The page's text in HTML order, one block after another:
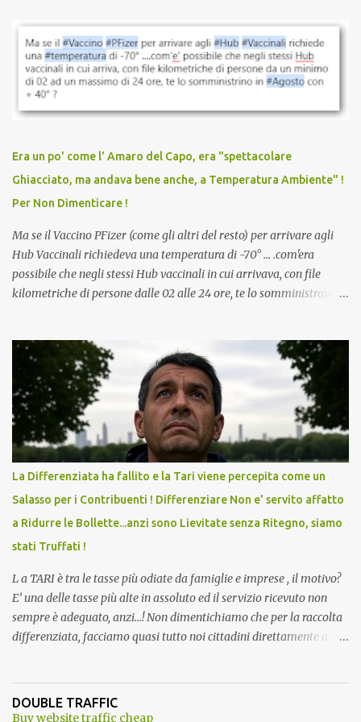
vaccinazione. Non avevamo mai sentito parlare di ricompense,
sconti, incentivi per vaccinarsi. Non avevamo mai visto
discriminazioni per coloro che non l’hanno fatto. Se non sei stato
vaccinato, nessuno aveva prima cercato di farti sentire una
persona cattiva. Non avevamo mai visto un vaccino che minacci le
vaccino usato per minacciare i mezzi di sussistenza, il lavoro o la
scuola. Non avevamo mai visto un vaccino che permettesse a un
dodicenne di ignorare il consenso dei genitori. Dopo tutti i vaccini
che abbiamo elencato sopra...
Era un po' come l' Amaro del Capo, era "spettacolare
Ghiacciato, ma andava bene anche, a Temperatura Ambiente" !
Per Non Dimenticare !
Ma se il Vaccino PFizer (come gli altri del resto) per arrivare agli
Hub Vaccinali richiedeva una temperatura di -70° ... .com'era
possibile che negli stessi Hub vaccinali in cui arrivava, con file
kilometriche di persone dalle 02 alle 24 ore, te lo somministravano
Vaccino come: l' Amaro del Capo, era "spettacolare Ghiacciato, ma
andava bene anche, a Temperatura Ambiente"! Riproponiamo
l'articolo per NON Dimenticare!
La Differenziata ha fallito e la Tari viene percepita come un
Salasso per i Contribuenti ! Differenziare Non e' servito affatto
a Ridurre le Bollette...anzi sono Lievitate senza Ritegno, siamo
stati Truffati !
L a TARI è tra le tasse più odiate da famiglie e imprese , il motivo?
E’ una delle tasse più alte in assoluto ed il servizio ricevuto non
sempre è adeguato, anzi…! Non dimentichiamo che per la raccolta
differenziata, facciamo quasi tutto noi cittadini direttamente a
come terrazzi o giardini). Inoltre dobbiamo perdere tempo a
dividere tutti i materiali. ...e lo facevamo inizialmente anche con
DOUBLE TRAFFIC
Buy website traffic cheap